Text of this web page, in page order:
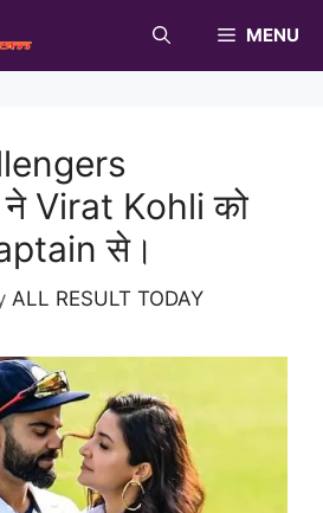
MENU
Virat Kohli को
से।
ALL RESULT TODAY